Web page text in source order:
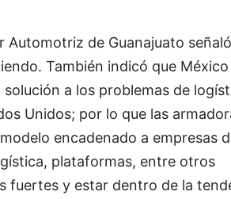
Automotriz de Guanajuato
También indicó que
a los problemas de
Unidos; por lo que las
encadenado a empresas
plataformas, entre otros
fuertes y estar dentro de la